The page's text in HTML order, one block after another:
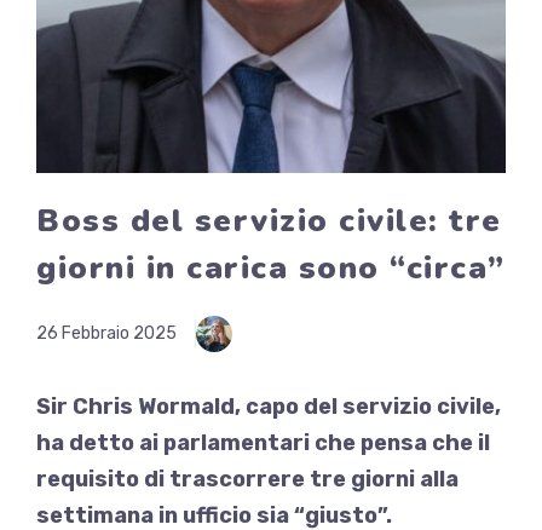
Boss del servizio civile: tre
giorni in carica sono “circa”
26 Febbraio 2025
Sir Chris Wormald, capo del servizio civile,
ha detto ai parlamentari che pensa che il
requisito di trascorrere tre giorni alla
settimana in ufficio sia “giusto”.